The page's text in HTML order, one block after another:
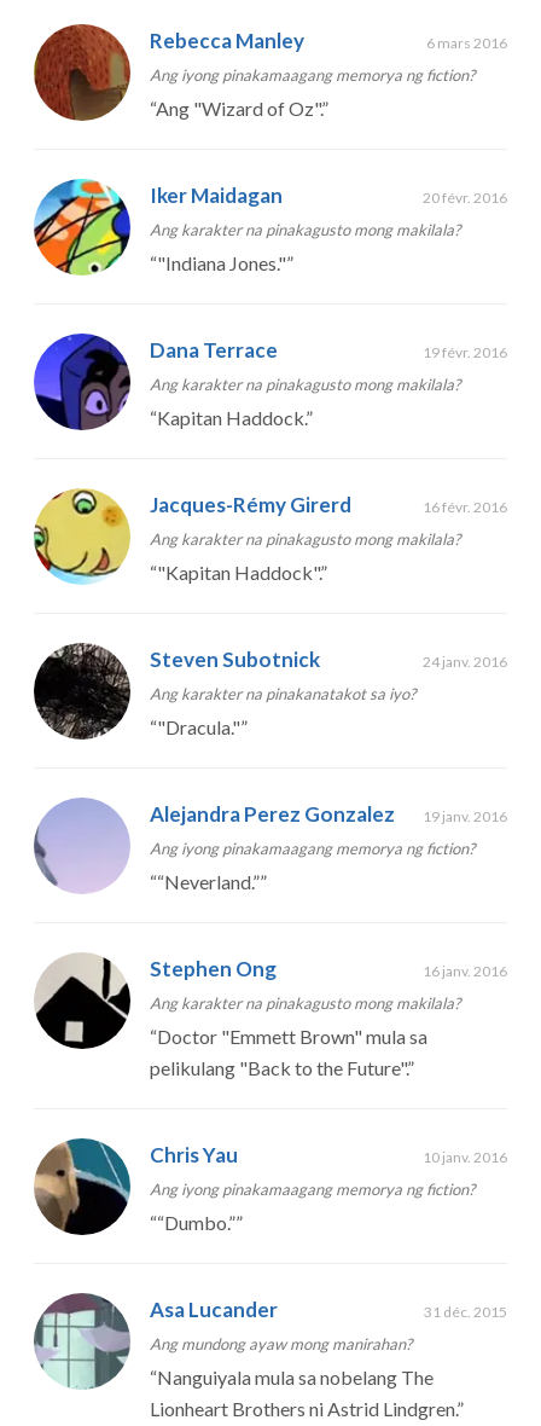
Rebecca Manley 6 mars 2016
Ang iyong pinakamaagang memorya ng fiction?
“Ang "Wizard of Oz".”
Iker Maidagan 20 févr. 2016
Ang karakter na pinakagusto mong makilala?
“"Indiana Jones."”
Dana Terrace 19 févr. 2016
Ang karakter na pinakagusto mong makilala?
“Kapitan Haddock.”
Jacques-Rémy Girerd 16 févr. 2016
Ang karakter na pinakagusto mong makilala?
“"Kapitan Haddock".”
Steven Subotnick 24 janv. 2016
Ang karakter na pinakanatakot sa iyo?
“"Dracula."”
Alejandra Perez Gonzalez 19 janv. 2016
Ang iyong pinakamaagang memorya ng fiction?
““Neverland.””
Stephen Ong 16 janv. 2016
Ang karakter na pinakagusto mong makilala?
“Doctor "Emmett Brown" mula sa
pelikulang "Back to the Future".”
Chris Yau 10 janv. 2016
Ang iyong pinakamaagang memorya ng fiction?
““Dumbo.””
Asa Lucander 31 déc. 2015
Ang mundong ayaw mong manirahan?
“Nanguiyala mula sa nobelang The
Lionheart Brothers ni Astrid Lindgren.”